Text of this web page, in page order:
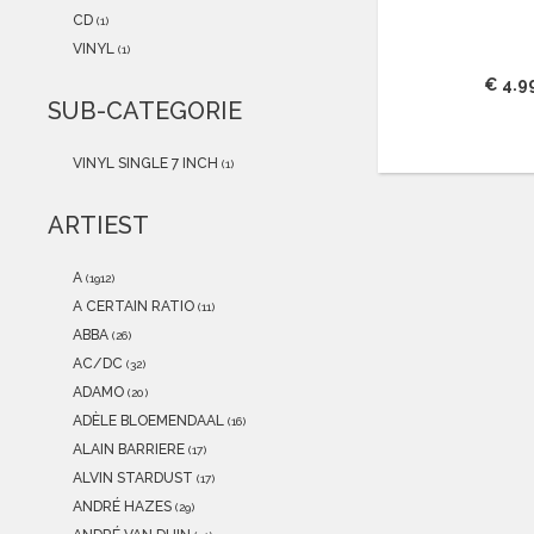
2017 (0)
CD (1)
VINYL (1)
SUB-CATEGORIE
VINYL SINGLE 7 INCH (1)
ARTIEST
A (1912)
A CERTAIN RATIO (11)
ABBA (26)
AC/DC (32)
ADAMO (20)
ADÈLE BLOEMENDAAL (16)
ALAIN BARRIERE (17)
ALVIN STARDUST (17)
ANDRÉ HAZES (29)
€